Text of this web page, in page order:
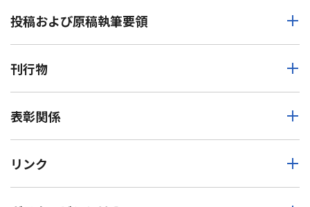
投稿および原稿執筆要領
刊行物
表彰関係
リンク